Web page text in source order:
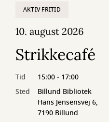
AKTIV FRITID
10. august 2026
Strikkecafé
Tid
15:00 - 17:00
Sted
Billund Bibliotek
Hans Jensensvej 6,
7190 Billund